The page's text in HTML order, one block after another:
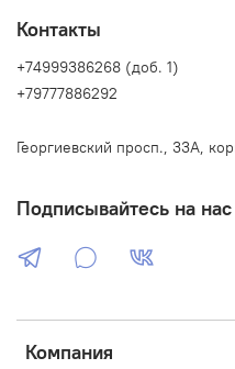
Компания
Контакты
+74999386268 (доб. 1)
+79777886292
Георгиевский просп., 33А,
Подписывайтесь на